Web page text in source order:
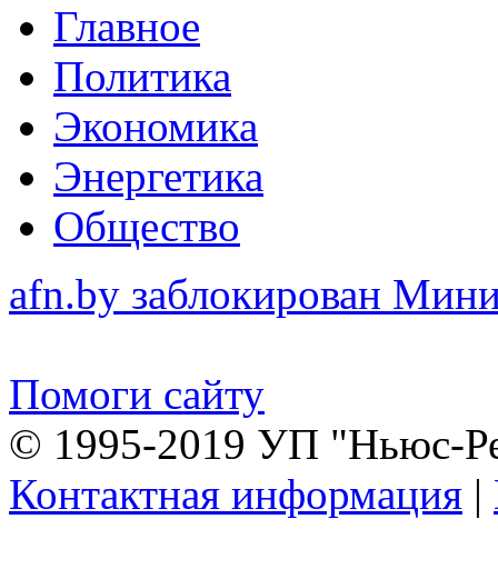
Главное
Политика
Экономика
Энергетика
Общество
afn.by заблокирован
Помоги сайту
© 1995-2019 УП "Ньюс-
Контактная информация |